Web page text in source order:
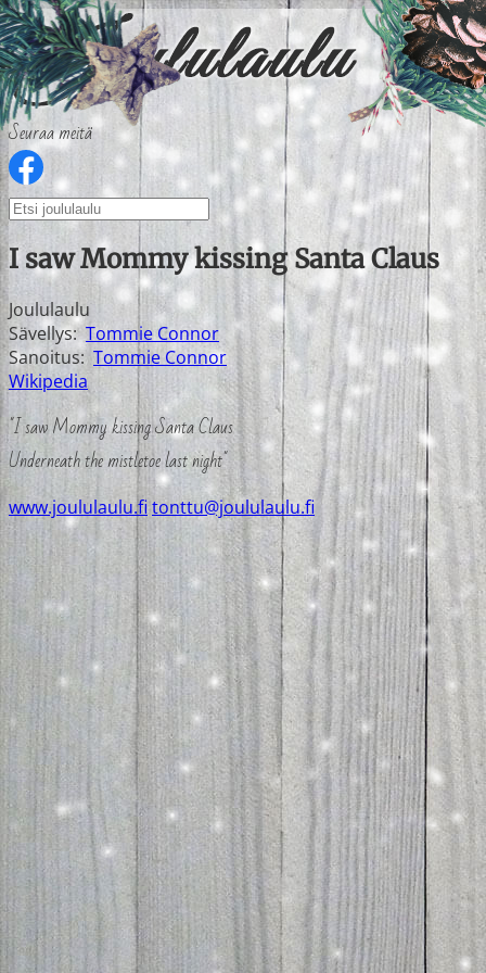
Seuraa meitä
I saw Mommy kissing Santa Claus
Joululaulu
Sävellys: Tommie Connor
Sanoitus: Tommie Connor
Wikipedia
"I saw Mommy kissing Santa Claus
Underneath the mistletoe last night"
www.joululaulu.fi tonttu@joululaulu.fi